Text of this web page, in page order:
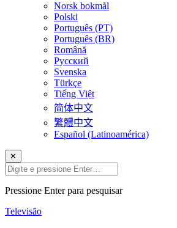
Norsk bokmål
Polski
Português (PT)
Português (BR)
Română
Русский
Svenska
Türkçe
Tiếng Việt
简体中文
繁體中文
Español (Latinoamérica)
✕
Pressione Enter para pesquisar
Televisão